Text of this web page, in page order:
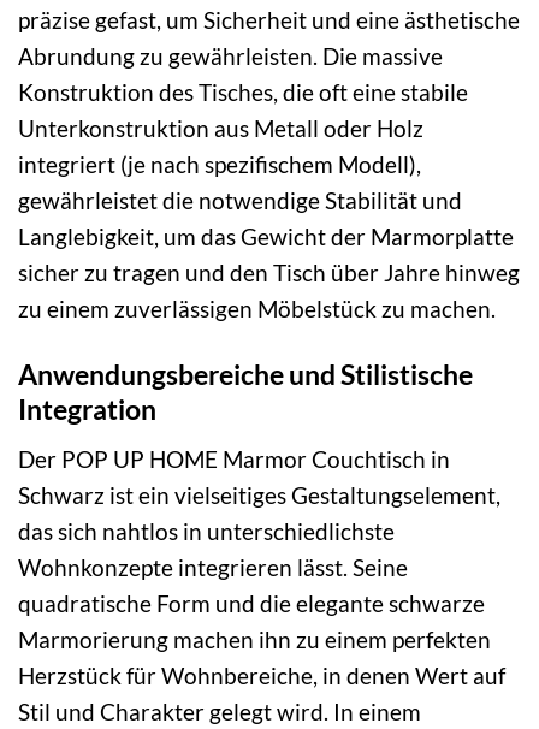
präzise gefast, um Sicherheit und eine ästhetische
Abrundung zu gewährleisten. Die massive
Konstruktion des Tisches, die oft eine stabile
Unterkonstruktion aus Metall oder Holz
integriert (je nach spezifischem Modell),
gewährleistet die notwendige Stabilität und
Langlebigkeit, um das Gewicht der Marmorplatte
sicher zu tragen und den Tisch über Jahre hinweg
zu einem zuverlässigen Möbelstück zu machen.
Anwendungsbereiche und Stilistische
Integration
Der POP UP HOME Marmor Couchtisch in
Schwarz ist ein vielseitiges Gestaltungselement,
das sich nahtlos in unterschiedlichste
Wohnkonzepte integrieren lässt. Seine
quadratische Form und die elegante schwarze
Marmorierung machen ihn zu einem perfekten
Herzstück für Wohnbereiche, in denen Wert auf
Stil und Charakter gelegt wird. In einem